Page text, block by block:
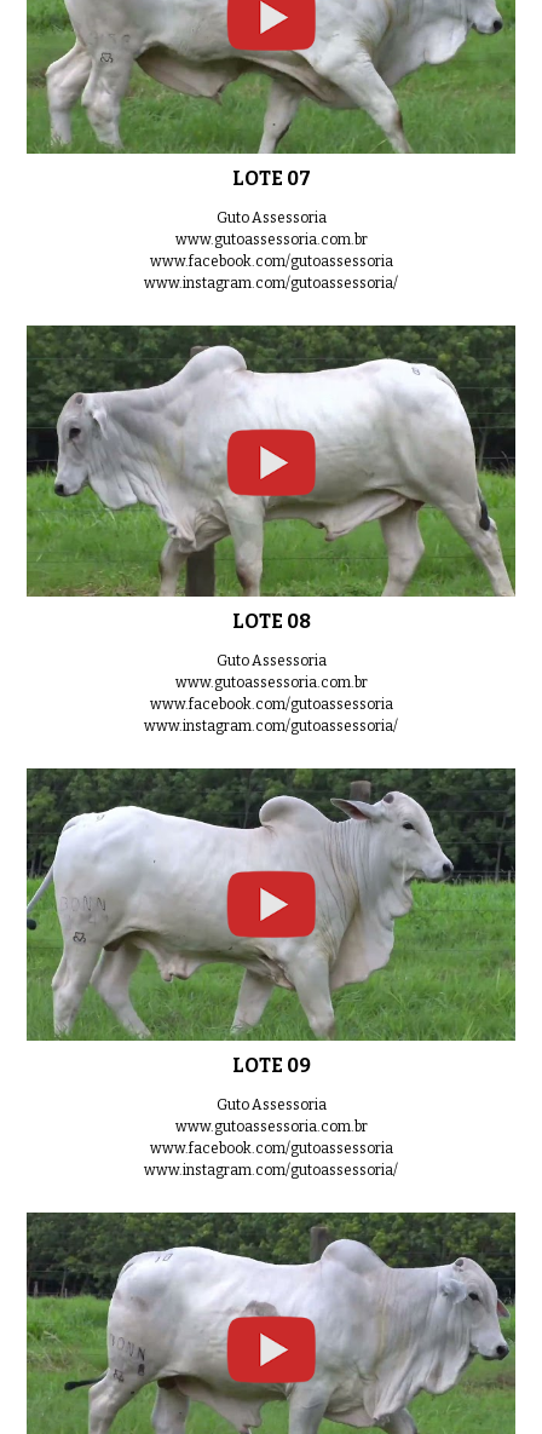
LOTE 07
Guto Assessoria
www.gutoassessoria.com.br
www.facebook.com/gutoassessoria
www.instagram.com/gutoassessoria/
LOTE 08
Guto Assessoria
www.gutoassessoria.com.br
www.facebook.com/gutoassessoria
www.instagram.com/gutoassessoria/
LOTE 09
Guto Assessoria
www.gutoassessoria.com.br
www.facebook.com/gutoassessoria
www.instagram.com/gutoassessoria/